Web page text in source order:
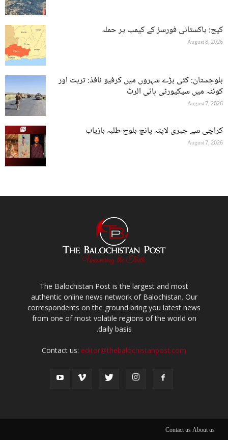
کیچ: پاکستانی فورسز کے کیمپ پر حملہ
August 8, 2026
بلوچستان: کئی بڑے شہروں میں کرفیو نافذ: تربت اور
کوئٹہ میں سیکیورٹی ہائی الرٹ
August 7, 2026
کراچی سے جبری لاپتہ پانچ بلوچ طلبہ بازیاب
August 7, 2026
The Balochistan Post is the largest and most
authentic online news network of Balochistan. Our
correspondents on the ground bring you latest news
from one of most volatile regions of the world on
daily basis.
Contact us: editor@thebalochistanpost.com
About us
Contact us